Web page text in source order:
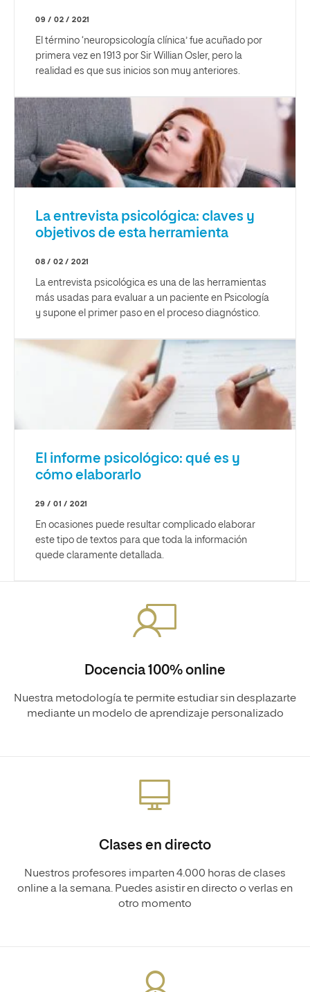
09 / 02 / 2021
El término ‘neuropsicología clínica’ fue acuñado por
primera vez en 1913 por Sir Willian Osler, pero la
realidad es que sus inicios son muy anteriores.
La entrevista psicológica: claves y
objetivos de esta herramienta
08 / 02 / 2021
La entrevista psicológica es una de las herramientas
más usadas para evaluar a un paciente en Psicología
y supone el primer paso en el proceso diagnóstico.
El informe psicológico: qué es y
cómo elaborarlo
29 / 01 / 2021
En ocasiones puede resultar complicado elaborar
este tipo de textos para que toda la información
quede claramente detallada.
Docencia 100% online
Nuestra metodología te permite estudiar sin desplazarte
mediante un modelo de aprendizaje personalizado
Clases en directo
Nuestros profesores imparten 4.000 horas de clases
online a la semana. Puedes asistir en directo o verlas en
otro momento